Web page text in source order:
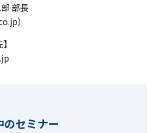
部長
）
のセミナー